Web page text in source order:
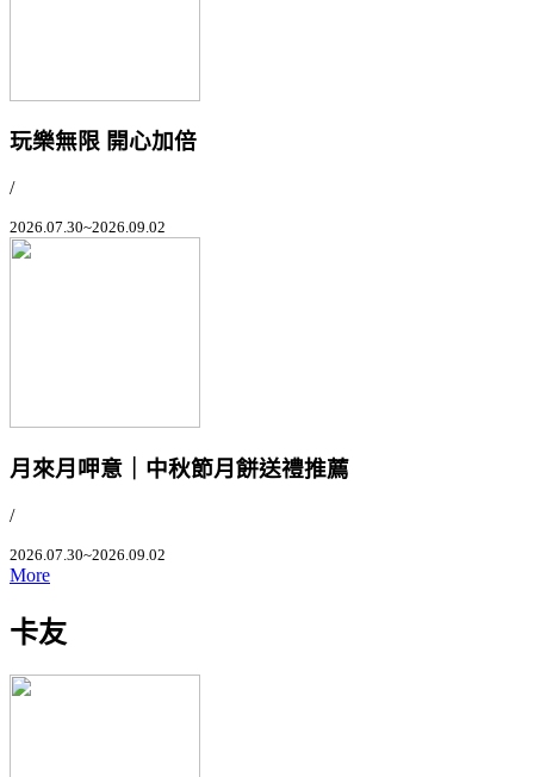
玩樂無限 開心加倍
/
2026.07.30~2026.09.02
月來月呷意｜中秋節月餅送禮推薦
/
2026.07.30~2026.09.02
More
卡友